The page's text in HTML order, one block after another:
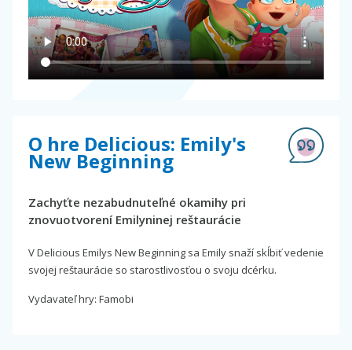
O hre Delicious: Emily's
New Beginning
Zachyťte nezabudnuteľné okamihy pri
znovuotvorení Emilyninej reštaurácie
V Delicious Emilys New Beginning sa Emily snaží skĺbiť vedenie
svojej reštaurácie so starostlivosťou o svoju dcérku.
Vydavateľ hry: Famobi